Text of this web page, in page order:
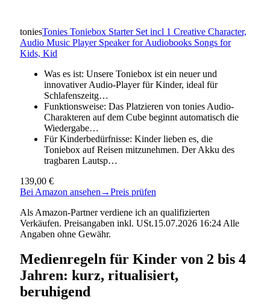
toniesTonies Toniebox Starter Set incl 1 Creative Character,
Audio Music Player Speaker for Audiobooks Songs for
Kids, Kid
Was es ist: Unsere Toniebox ist ein neuer und
innovativer Audio-Player für Kinder, ideal für
Schlafenszeitg…
Funktionsweise: Das Platzieren von tonies Audio-
Charakteren auf dem Cube beginnt automatisch die
Wiedergabe…
Für Kinderbedürfnisse: Kinder lieben es, die
Toniebox auf Reisen mitzunehmen. Der Akku des
tragbaren Lautsp…
139,00 €
Bei Amazon ansehen →Preis prüfen
Als Amazon-Partner verdiene ich an qualifizierten
Verkäufen. Preisangaben inkl. USt.15.07.2026 16:24 Alle
Angaben ohne Gewähr.
Medienregeln für Kinder von 2 bis 4
Jahren: kurz, ritualisiert,
beruhigend